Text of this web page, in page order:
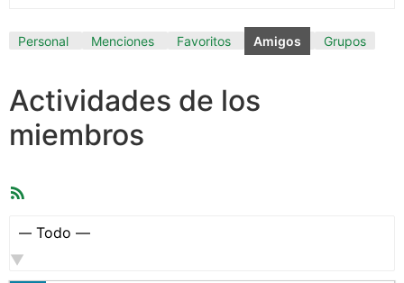
Personal Menciones Favoritos Amigos Grupos
Actividades de los
miembros
Mostrar: